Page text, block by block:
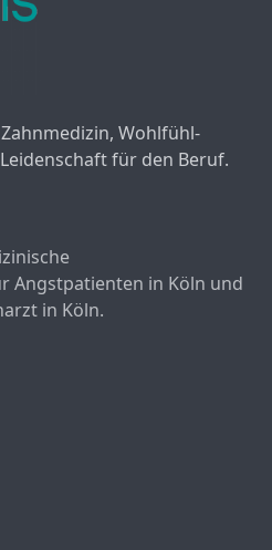
Wohlfühl-
für den Beruf.
Angstpatienten in Köln und
in Köln.